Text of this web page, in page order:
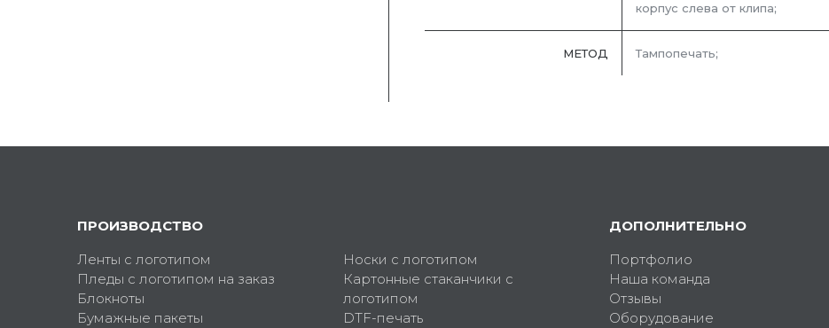
корпус слева от клипа;
МЕТОД Тампопечать;
ПРОИЗВОДСТВО
Ленты с логотипом
Пледы с логотипом на заказ
Блокноты
Бумажные пакеты
Носки с логотипом
Картонные стаканчики с
логотипом
DTF-печать
ДОПОЛНИТЕЛЬНО
Портфолио
Наша команда
Отзывы
Оборудование